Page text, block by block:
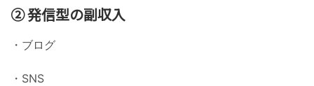
② 発信型の副収入
・ブログ
・SNS